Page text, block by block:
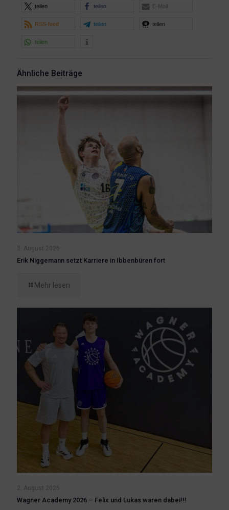
teilen teilen E-Mail
RSS-feed teilen teilen
teilen
Ähnliche Beiträge
3. August 2026
Erik Niggemann setzt Karriere in Ibbenbüren fort
Mehr lesen
2. August 2026
Wagner Academy 2026 – Felix und Lukas waren dabei!!!